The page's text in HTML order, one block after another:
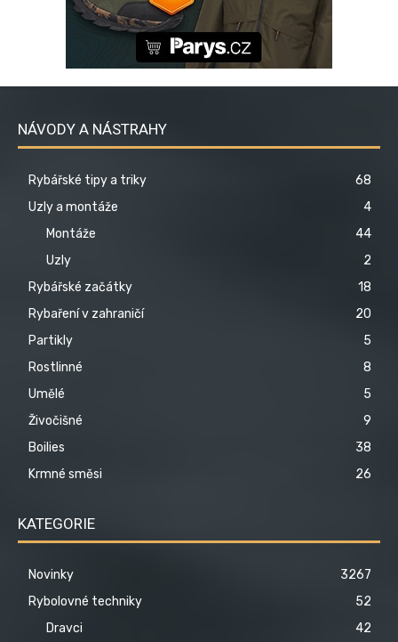
NÁVODY A NÁSTRAHY
Rybářské tipy a triky
68
Uzly a montáže
4
Montáže
44
Uzly
2
Rybářské začátky
18
Rybaření v zahraničí
20
Partikly
5
Rostlinné
8
Umělé
5
Živočišné
9
Boilies
38
Krmné směsi
26
KATEGORIE
Novinky
3267
Rybolovné techniky
52
Dravci
42